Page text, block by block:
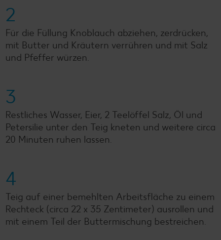
2
Für die Füllung Knoblauch abziehen, zerdrücken,
mit Butter und Kräutern verrühren und mit Salz
und Pfeffer würzen.
3
Restliches Wasser, Eier, 2 Teelöffel Salz, Öl und
Petersilie unter den Teig kneten und weitere circa
20 Minuten ruhen lassen.
4
Teig auf einer bemehlten Arbeitsfläche zu einem
Rechteck (circa 22 x 35 Zentimeter) ausrollen und
mit einem Teil der Buttermischung bestreichen.